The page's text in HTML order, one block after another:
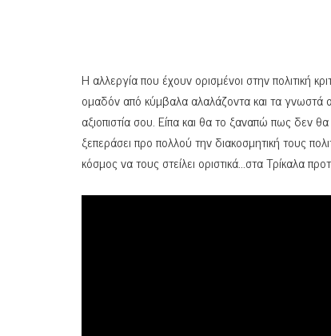
Η αλλεργία που έχουν ορισμένοι στην πολιτική
ομαδόν από κύμβαλα αλαλάζοντα και τα γνωστά
αξιοπιστία σου. Είπα και θα το ξαναπώ πως δεν
ξεπεράσει προ πολλού την διακοσμητική τους
κόσμος να τους στείλει οριστικά…στα Τρίκαλα